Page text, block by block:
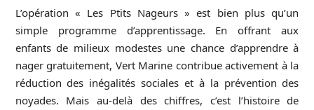
L’opération « Les Ptits Nageurs» est bien plus qu’un
simple programme d’apprentissage. En offrant aux
enfants de milieux modestes une chance d’apprendre à
nager gratuitement, Vert Marine contribue activement à la
réduction des inégalités sociales et à la prévention des
noyades. Mais au-delà des chiffres, c’est l’histoire de